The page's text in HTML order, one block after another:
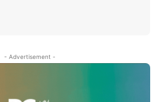
- Advertisement -